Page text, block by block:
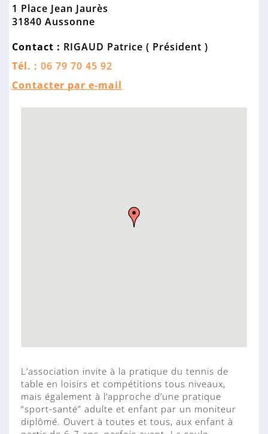
1 Place Jean Jaurès
31840 Aussonne
Contact : RIGAUD Patrice ( Président )
Tél. : 06 79 70 45 92
Contacter par e-mail
L’association invite à la pratique du tennis de
table en loisirs et compétitions tous niveaux,
mais également à l’approche d’une pratique
“sport-santé” adulte et enfant par un moniteur
diplômé. Ouvert à toutes et tous, aux enfant à